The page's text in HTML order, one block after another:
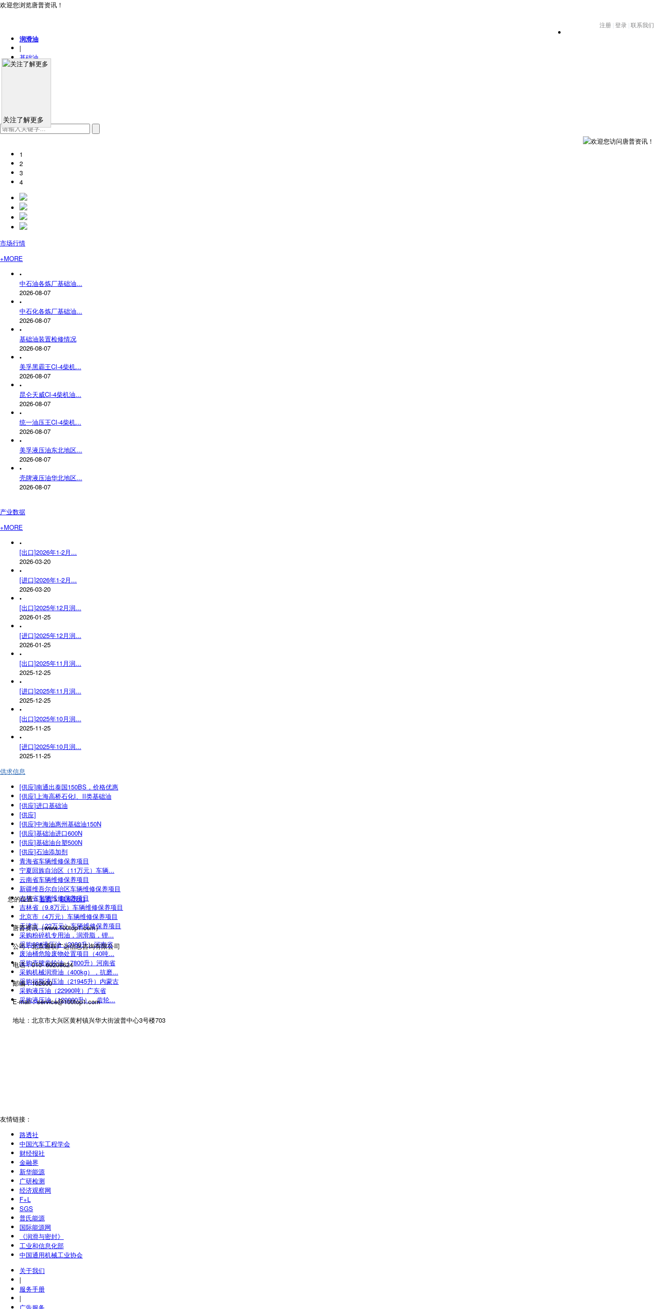
欢迎您浏览唐普资讯！
润滑油
|
基础油
|
关注了解更多
1
2
3
4
市场行情
+MORE
•
中石油各炼厂基础油...
2026-08-07
•
中石化各炼厂基础油...
2026-08-07
•
基础油装置检修情况
2026-08-07
•
美孚黑霸王CI-4柴机...
2026-08-07
•
昆仑天威CI-4柴机油...
2026-08-07
•
统一油压王CI-4柴机...
2026-08-07
•
美孚液压油东北地区...
2026-08-07
•
壳牌液压油华北地区...
2026-08-07
产业数据
+MORE
•
[出口]2026年1-2月...
2026-03-20
•
[进口]2026年1-2月...
2026-03-20
•
[出口]2025年12月润...
2026-01-25
•
[进口]2025年12月润...
2026-01-25
•
[出口]2025年11月润...
2025-12-25
•
[进口]2025年11月润...
2025-12-25
•
[出口]2025年10月润...
2025-11-25
•
[进口]2025年10月润...
2025-11-25
供求信息
[供应]南通出泰国150BS，价格优惠
[供应]上海高桥石化I、II类基础油
[供应]进口基础油
[供应]
[供应]中海油惠州基础油150N
[供应]基础油进口600N
[供应]基础油台塑500N
[供应]石油添加剂
青海省车辆维修保养项目
宁夏回族自治区（11万元）车辆...
云南省车辆维修保养项目
新疆维吾尔自治区车辆维修保养项目
吉林省车辆维修保养项目
吉林省（9.8万元）车辆维修保养项目
北京市（4万元）车辆维修保养项目
天津市（22万元）车辆维修保养项目
采购粉碎机专用油，润滑脂，锂...
采购68#液压油（2080升）河南省
废油桶危险废物处置项目（40吨...
采购壳牌齿轮油（7800升）河南省
采购机械润滑油（400kg），抗磨...
采购福斯液压油（21945升）内蒙古
采购液压油（22990吨）广东省
采购液压油（120000升），齿轮...
您的位置：首页>联系我们
唐普资讯（www.100top1.com）
公司：北京通联广达信息咨询有限公司
电话：010- 69208624
邮编：102600
E-mail：service@100top1.com
地址：北京市大兴区黄村镇兴华大街波普中心3号楼703
友情链接：
路透社
中国汽车工程学会
财经报社
金融界
新华能源
广研检测
经济观察网
F+L
SGS
普氏能源
国际能源网
《润滑与密封》
工业和信息化部
中国通用机械工业协会
关于我们
|
服务手册
|